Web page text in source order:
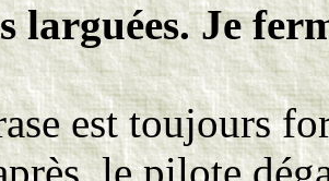
larguées. Je
est toujours